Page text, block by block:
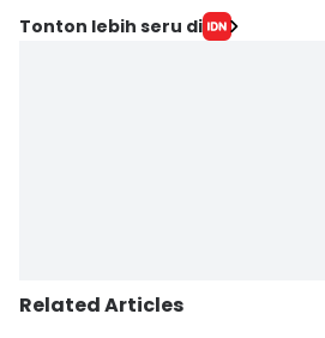
Editor
Tonton lebih seru di
Related Articles